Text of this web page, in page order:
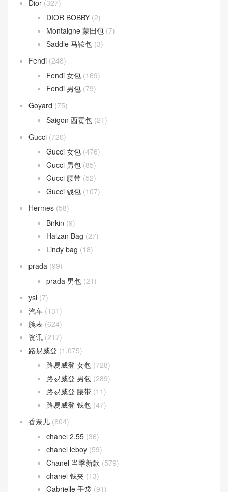
Dior (327)
DIOR BOBBY (2)
Montaigne 蒙田包 (7)
Saddle 马鞍包 (3)
Fendi (248)
Fendi 女包 (169)
Fendi 男包 (79)
Goyard (75)
Saigon 西贡包 (21)
Gucci (720)
Gucci 女包 (476)
Gucci 男包 (85)
Gucci 腰带 (52)
Gucci 钱包 (107)
Hermes (58)
Birkin (9)
Halzan Bag (27)
Lindy bag (18)
prada (99)
prada 男包 (21)
ysl (7)
汽车 (131)
腕表 (624)
资讯 (217)
路易威登 (1,075)
路易威登 女包 (728)
路易威登 男包 (289)
路易威登 腰带 (11)
路易威登 钱包 (47)
香奈儿 (804)
chanel 2.55 (36)
chanel leboy (59)
Chanel 当季新款 (579)
chanel 钱夹 (13)
Gabrielle 手袋 (91)